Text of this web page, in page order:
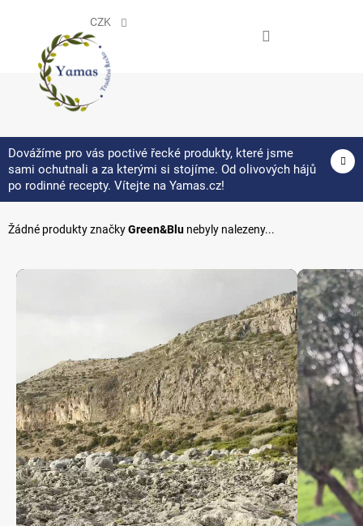
CZK
Dovážíme pro vás poctivé řecké produkty, které jsme
sami ochutnali a za kterými si stojíme. Od olivových hájů
po rodinné recepty. Vítejte na Yamas.cz!
Green&Blu
Žádné produkty značkyGreen&Blu nebyly nalezeny...